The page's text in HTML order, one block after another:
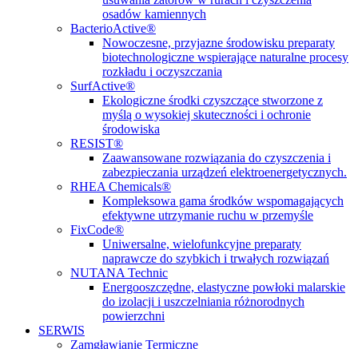
osadów kamiennych
BacterioActive®
Nowoczesne, przyjazne środowisku preparaty
biotechnologiczne wspierające naturalne procesy
rozkładu i oczyszczania
SurfActive®
Ekologiczne środki czyszczące stworzone z
myślą o wysokiej skuteczności i ochronie
środowiska
RESIST®
Zaawansowane rozwiązania do czyszczenia i
zabezpieczania urządzeń elektroenergetycznych.
RHEA Chemicals®
Kompleksowa gama środków wspomagających
efektywne utrzymanie ruchu w przemyśle
FixCode®
Uniwersalne, wielofunkcyjne preparaty
naprawcze do szybkich i trwałych rozwiązań
NUTANA Technic
Energooszczędne, elastyczne powłoki malarskie
do izolacji i uszczelniania różnorodnych
powierzchni
SERWIS
Zamgławianie Termiczne